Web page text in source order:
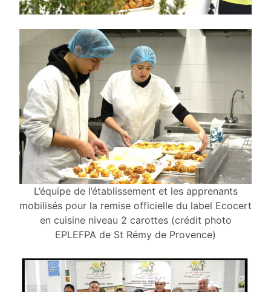
L’équipe de l’établissement et les apprenants
mobilisés pour la remise officielle du label Ecocert
en cuisine niveau 2 carottes (crédit photo
EPLEFPA de St Rémy de Provence)